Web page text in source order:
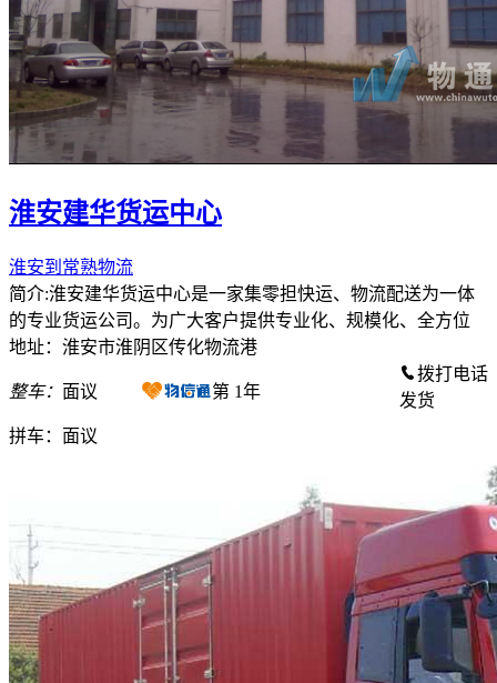
淮安建华货运中心
淮安到常熟物流
简介:淮安建华货运中心是一家集零担快运、物流配送为一体
的专业货运公司。为广大客户提供专业化、规模化、全方位
地址：淮安市淮阴区传化物流港
整车： 面议
拼车： 面议
第 1年
拨打电话
发货